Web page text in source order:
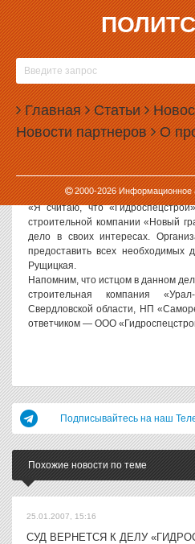
Главная Статьи
Новости партнеров О
2000-2026Информационное
22.09.2006, 14:05
ГЕНПОДРЯДЧИК «НОВОГО
ИЗВОРАЧИВАЕТСЯ
Политсовет, 22.09.2006. «В
области 14.09.2006 года в
дела А60-7709/06, которое из-за
перенесено на 12.10.2006
внешний управляющий по
Рущицкая.
«Я считаю, что
строительной компании «Новый
дело в своих интересах.
предоставить всех
Рущицкая.
Напомним, что истцом в данном
строительная компания
Свердловской области, НП
ответчиком — ООО
Подписывайтесь на наш
Похожие новости по теме
25.01.2007, 15:16
СУД ВЕРНЕТСЯ К ДЕЛУ